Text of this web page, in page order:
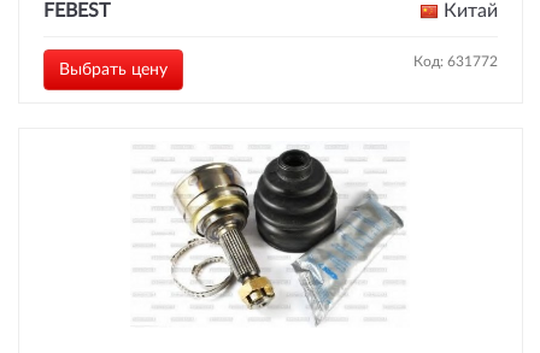
FEBEST
Китай
Выбрать цену Код: 631772